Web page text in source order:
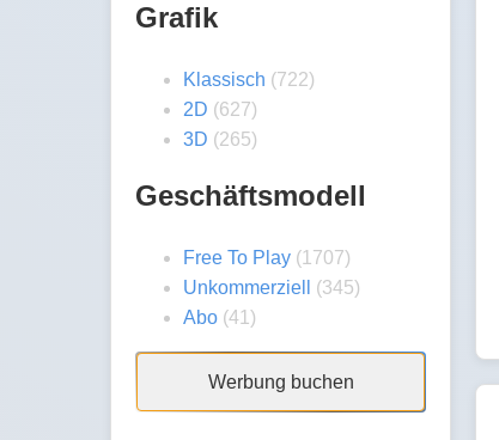
Grafik
Klassisch (722)
2D (627)
3D (265)
Geschäftsmodell
Free To Play (1707)
Unkommerziell
(345)
Abo (41)
Werbung buchen